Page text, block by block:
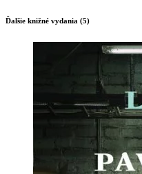
Ďalšie knižné vydania (5)